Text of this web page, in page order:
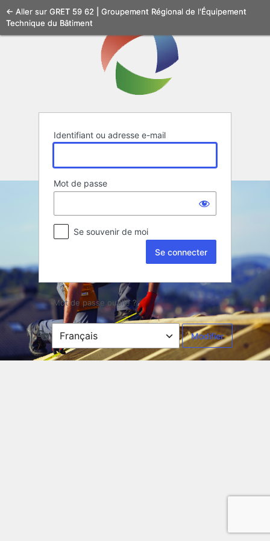
Se
connecter
Identifiant ou adresse e-mail
Mot de passe
Se souvenir de moi
Mot de passe oublié ?
← Aller sur GRET 59 62 | Groupement Régional de l'Équipement
Technique du Bâtiment
Langue